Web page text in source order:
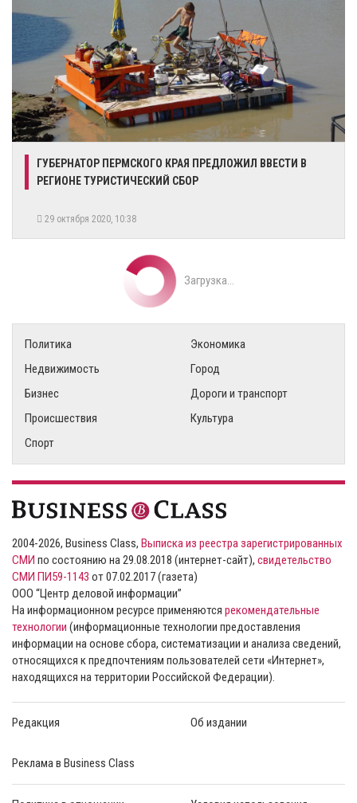
ГУБЕРНАТОР ПЕРМСКОГО КРАЯ ПРЕДЛОЖИЛ ВВЕСТИ В
РЕГИОНЕ ТУРИСТИЧЕСКИЙ СБОР
29 октября 2020, 10:38
Загрузка...
Политика
Экономика
Недвижимость
Город
Бизнес
Дороги и транспорт
Происшествия
Культура
Спорт
2004-2026, Business Class, Выписка из реестра зарегистрированных
СМИ по состоянию на 29.08.2018 (интернет-сайт), свидетельство
СМИ ПИ59-1143 от 07.02.2017 (газета)
ООО “Центр деловой информации”
На информационном ресурсе применяются рекомендательные
технологии (информационные технологии предоставления
информации на основе сбора, систематизации и анализа сведений,
относящихся к предпочтениям пользователей сети «Интернет»,
находящихся на территории Российской Федерации).
Редакция Об издании
Реклама в Business Class